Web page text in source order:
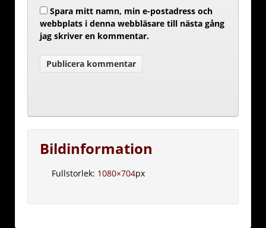
Spara mitt namn, min e-postadress och
webbplats i denna webbläsare till nästa gång
jag skriver en kommentar.
Bildinformation
Fullstorlek: 1080×704px